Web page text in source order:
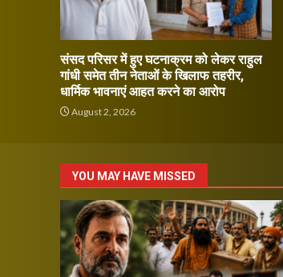
संसद परिसर में हुए घटनाक्रम को लेकर राहुल
गांधी समेत तीन नेताओं के खिलाफ तहरीर,
धार्मिक भावनाएं आहत करने का आरोप
August 2, 2026
YOU MAY HAVE MISSED